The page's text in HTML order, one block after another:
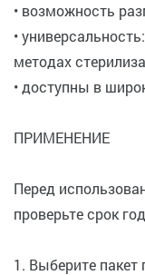
• возможность
•
методах
• доступны в
ПРИМЕНЕНИЕ
Перед
проверьте срок
1. Выберите